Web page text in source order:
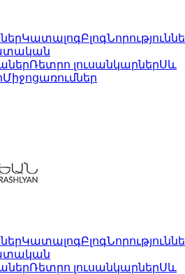
ԿատալոգԲլոգ
Ռետրո լուսանկարներՍև
Միջոցառումներ
ԿատալոգԲլոգ
Ռետրո լուսանկարներՍև